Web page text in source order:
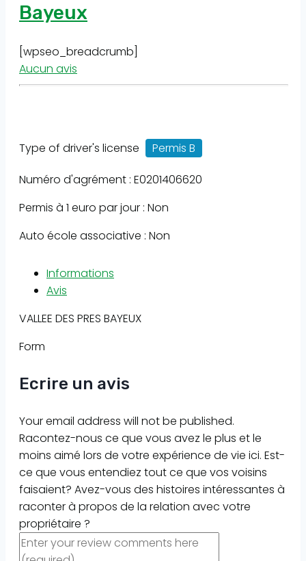
Bayeux
[wpseo_breadcrumb]
Aucun avis
Type of driver's license
Permis B
Numéro d'agrément : E0201406620
Permis à 1 euro par jour : Non
Auto école associative : Non
Informations
Avis
VALLEE DES PRES BAYEUX
Form
Ecrire un avis
Your email address will not be published.
Racontez-nous ce que vous avez le plus et le
moins aimé lors de votre expérience de vie ici. Est-
ce que vous entendiez tout ce que vos voisins
faisaient? Avez-vous des histoires intéressantes à
raconter à propos de la relation avec votre
propriétaire ?